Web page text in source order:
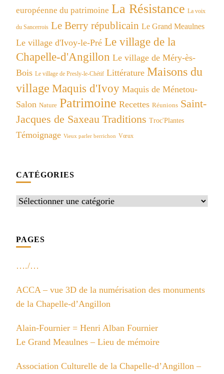
européenne du patrimoine La Résistance La voix
du Sancerrois Le Berry républicain Le Grand Meaulnes
Le village d'Ivoy-le-Pré Le village de la
Chapelle-d'Angillon Le village de Méry-ès-
Bois Le village de Presly-le-Chétif Littérature Maisons du
village Maquis d'Ivoy Maquis de Ménetou-
Salon Nature Patrimoine Recettes Réunions Saint-
Jacques de Saxeau Traditions Troc'Plantes
Témoignage Vieux parler berrichon Vœux
CATÉGORIES
Catégories
PAGES
…./…
ACCA – vue 3D de la numérisation des monuments
de la Chapelle-d’Angillon
Alain-Fournier = Henri Alban Fournier
Le Grand Meaulnes – Lieu de mémoire
Association Culturelle de la Chapelle-d’Angillon –